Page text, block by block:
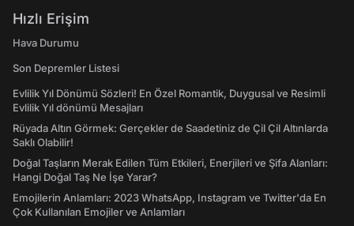
Hızlı Erişim
Hava Durumu
Son Depremler Listesi
Evlilik Yıl Dönümü Sözleri! En Özel Romantik, Duygusal ve Resimli
Evlilik Yıl dönümü Mesajları
Rüyada Altın Görmek: Gerçekler de Saadetiniz de Çil Çil Altınlarda
Saklı Olabilir!
Doğal Taşların Merak Edilen Tüm Etkileri, Enerjileri ve Şifa Alanları:
Hangi Doğal Taş Ne İşe Yarar?
Emojilerin Anlamları: 2023 WhatsApp, Instagram ve Twitter'da En
Çok Kullanılan Emojiler ve Anlamları